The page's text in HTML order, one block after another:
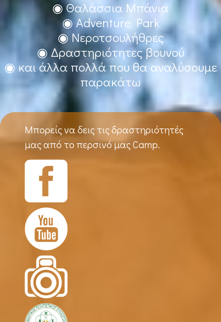
◉ Θαλάσσια Μπάνια
◉ Adventure Park
◉ Νεροτσουλήθρες
◉ Δραστηριότητες βουνού
◉ και άλλα πολλά που θα αναλύσουμε
παρακάτω
Μπορείς να δεις τις δραστηριότητές
μας από το περσινό μας Camp.